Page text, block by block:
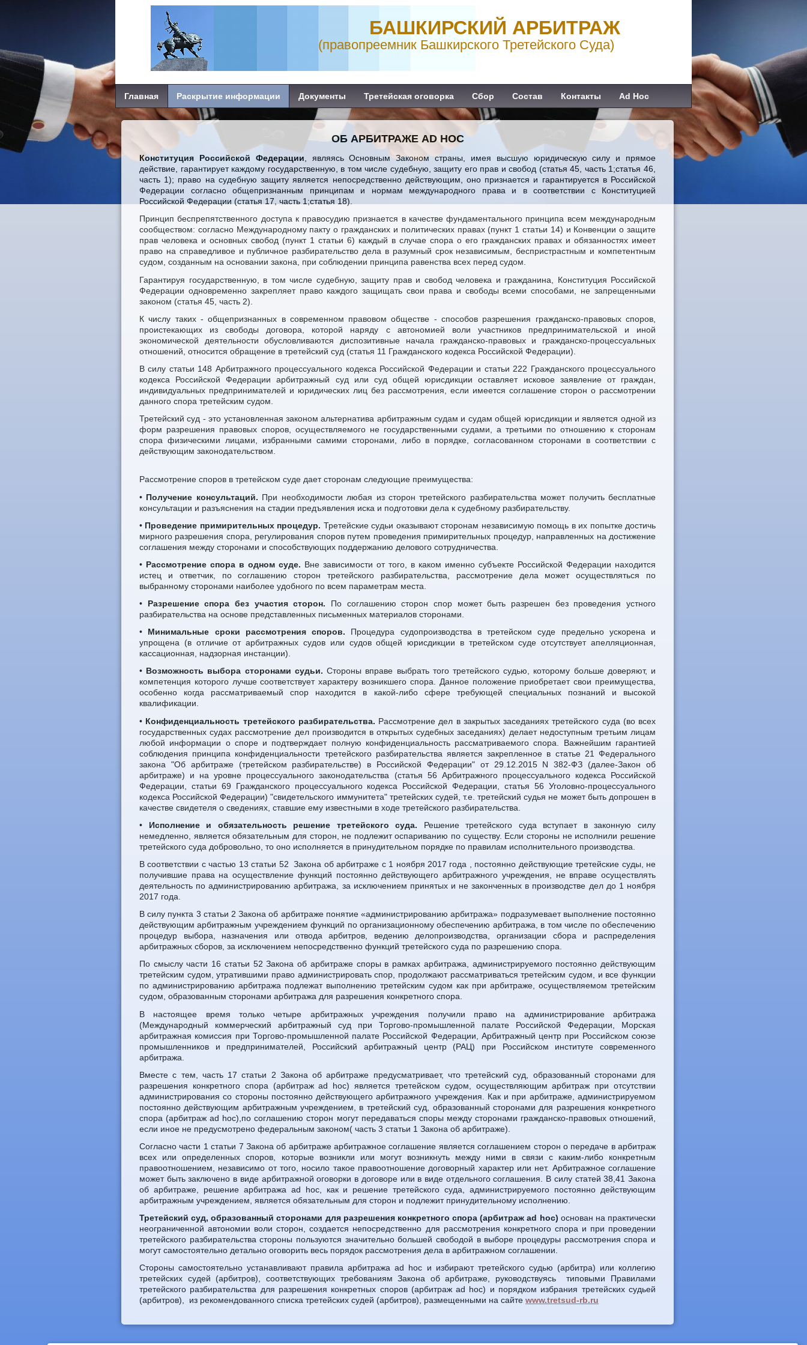
БАШКИРСКИЙ АРБИТРАЖ
(правопреемник Башкирского Третейского Суда)
Главная Раскрытие информации Документы Третейская оговорка Сбор Состав Контакты Ad Hoc
ОБ АРБИТРАЖЕ AD HOC
Конституция Российской Федерации , являясь Основным Законом страны, имея высшую юридическую силу и прямое
действие, гарантирует каждому государственную, в том числе судебную, защиту его прав и свобод (статья 45, часть 1;статья 46,
часть 1); право на судебную защиту является непосредственно действующим, оно признается и гарантируется в Российской
Федерации согласно общепризнанным принципам и нормам международного права и в соответствии с Конституцией
Российской Федерации (статья 17, часть 1;статья 18).
Принцип беспрепятственного доступа к правосудию признается в качестве фундаментального принципа всем международным
сообществом: согласно Международному пакту о гражданских и политических правах (пункт 1 статьи 14) и Конвенции о защите
прав человека и основных свобод (пункт 1 статьи 6) каждый в случае спора о его гражданских правах и обязанностях имеет
право на справедливое и публичное разбирательство дела в разумный срок независимым, беспристрастным и компетентным
судом, созданным на основании закона, при соблюдении принципа равенства всех перед судом.
Гарантируя государственную, в том числе судебную, защиту прав и свобод человека и гражданина, Конституция Российской
Федерации одновременно закрепляет право каждого защищать свои права и свободы всеми способами, не запрещенными
законом (статья 45, часть 2).
К числу таких - общепризнанных в современном правовом обществе - способов разрешения гражданско-правовых споров,
проистекающих из свободы договора, которой наряду с автономией воли участников предпринимательской и иной
экономической деятельности обусловливаются диспозитивные начала гражданско-правовых и гражданско-процессуальных
отношений, относится обращение в третейский суд (статья 11 Гражданского кодекса Российской Федерации).
В силу статьи 148 Арбитражного процессуального кодекса Российской Федерации и статьи 222 Гражданского процессуального
кодекса Российской Федерации арбитражный суд или суд общей юрисдикции оставляет исковое заявление от граждан,
индивидуальных предпринимателей и юридических лиц без рассмотрения, если имеется соглашение сторон о рассмотрении
данного спора третейским судом.
Третейский суд - это установленная законом альтернатива арбитражным судам и судам общей юрисдикции и является одной из
форм разрешения правовых споров, осуществляемого не государственными судами, а третьими по отношению к сторонам
спора физическими лицами, избранными самими сторонами, либо в порядке, согласованном сторонами в соответствии с
действующим законодательством.
Рассмотрение споров в третейском суде дает сторонам следующие преимущества:
• Получение консультаций. При необходимости любая из сторон третейского разбирательства может получить бесплатные
консультации и разъяснения на стадии предъявления иска и подготовки дела к судебному разбирательству.
• Проведение примирительных процедур. Третейские судьи оказывают сторонам независимую помощь в их попытке достичь
мирного разрешения спора, регулирования споров путем проведения примирительных процедур, направленных на достижение
соглашения между сторонами и способствующих поддержанию делового сотрудничества.
• Рассмотрение спора в одном суде. Вне зависимости от того, в каком именно субъекте Российской Федерации находится
истец и ответчик, по соглашению сторон третейского разбирательства, рассмотрение дела может осуществляться по
выбранному сторонами наиболее удобного по всем параметрам места.
• Разрешение спора без участия сторон. По соглашению сторон спор может быть разрешен без проведения устного
разбирательства на основе представленных письменных материалов сторонами.
• Минимальные сроки рассмотрения споров. Процедура судопроизводства в третейском суде предельно ускорена и
упрощена (в отличие от арбитражных судов или судов общей юрисдикции в третейском суде отсутствует апелляционная,
кассационная, надзорная инстанции).
• Возможность выбора сторонами судьи.Стороны вправе выбрать того третейского судью, которому больше доверяют, и
компетенция которого лучше соответствует характеру возникшего спора. Данное положение приобретает свои преимущества,
особенно когда рассматриваемый спор находится в какой-либо сфере требующей специальных познаний и высокой
квалификации.
• Конфиденциальность третейского разбирательства. Рассмотрение дел в закрытых заседаниях третейского суда (во всех
государственных судах рассмотрение дел производится в открытых судебных заседаниях) делает недоступным третьим лицам
любой информации о споре и подтверждает полную конфиденциальность рассматриваемого спора. Важнейшим гарантией
соблюдения принципа конфиденциальности третейского разбирательства является закрепленное в статье 21 Федерального
закона "Об арбитраже (третейском разбирательстве) в Российской Федерации" от 29.12.2015 N 382-ФЗ (далее-Закон об
арбитраже) и на уровне процессуального законодательства (статья 56 Арбитражного процессуального кодекса Российской
Федерации, статьи 69 Гражданского процессуального кодекса Российской Федерации, статья 56 Уголовно-процессуального
кодекса Российской Федерации) "свидетельского иммунитета" третейских судей, т.е. третейский судья не может быть допрошен в
качестве свидетеля о сведениях, ставшие ему известными в ходе третейского разбирательства.
• Исполнение и обязательность решение третейского суда. Решение третейского суда вступает в законную силу
немедленно, является обязательным для сторон, не подлежит оспариванию по существу. Если стороны не исполнили решение
третейского суда добровольно, то оно исполняется в принудительном порядке по правилам исполнительного производства.
В соответствии с частью 13 статьи 52 Закона об арбитраже с 1 ноября 2017 года , постоянно действующие третейские суды, не
получившие права на осуществление функций постоянно действующего арбитражного учреждения, не вправе осуществлять
деятельность по администрированию арбитража, за исключением принятых и не законченных в производстве дел до 1 ноября
2017 года.
В силу пункта 3 статьи 2 Закона об арбитраже понятие «администрированию арбитража» подразумевает выполнение постоянно
действующим арбитражным учреждением функций по организационному обеспечению арбитража, в том числе по обеспечению
процедур выбора, назначения или отвода арбитров, ведению делопроизводства, организации сбора и распределения
арбитражных сборов, за исключением непосредственно функций третейского суда по разрешению спора.
По смыслу части 16 статьи 52 Закона об арбитраже споры в рамках арбитража, администрируемого постоянно действующим
третейским судом, утратившими право администрировать спор, продолжают рассматриваться третейским судом, и все функции
по администрированию арбитража подлежат выполнению третейским судом как при арбитраже, осуществляемом третейским
судом, образованным сторонами арбитража для разрешения конкретного спора.
В настоящее время только четыре арбитражных учреждения получили право на администрирование арбитража
(Международный коммерческий арбитражный суд при Торгово-промышленной палате Российской Федерации, Морская
арбитражная комиссия при Торгово-промышленной палате Российской Федерации, Арбитражный центр при Российском союзе
промышленников и предпринимателей, Российский арбитражный центр (РАЦ) при Российском институте современного
арбитража.
Вместе с тем, часть 17 статьи 2 Закона об арбитраже предусматривает, что третейский суд, образованный сторонами для
разрешения конкретного спора (арбитраж ad hoc) является третейском судом, осуществляющим арбитраж при отсутствии
администрирования со стороны постоянно действующего арбитражного учреждения. Как и при арбитраже, администрируемом
постоянно действующим арбитражным учреждением, в третейский суд, образованный сторонами для разрешения конкретного
спора (арбитраж ad hoc),по соглашению сторон могут передаваться споры между сторонами гражданско-правовых отношений,
если иное не предусмотрено федеральным законом( часть 3 статьи 1 Закона об арбитраже).
Согласно части 1 статьи 7 Закона об арбитраже арбитражное соглашение является соглашением сторон о передаче в арбитраж
всех или определенных споров, которые возникли или могут возникнуть между ними в связи с каким-либо конкретным
правоотношением, независимо от того, носило такое правоотношение договорный характер или нет. Арбитражное соглашение
может быть заключено в виде арбитражной оговорки в договоре или в виде отдельного соглашения. В силу статей 38,41 Закона
об арбитраже, решение арбитража ad hoc, как и решение третейского суда, администрируемого постоянно действующим
арбитражным учреждением, является обязательным для сторон и подлежит принудительному исполнению.
Третейский суд, образованный сторонами для разрешения конкретного спора (арбитраж ad hoc) основан на практически
неограниченной автономии воли сторон, создается непосредственно для рассмотрения конкретного спора и при проведении
третейского разбирательства стороны пользуются значительно большей свободой в выборе процедуры рассмотрения спора и
могут самостоятельно детально оговорить весь порядок рассмотрения дела в арбитражном соглашении.
Стороны самостоятельно устанавливают правила арбитража ad hoc и избирают третейского судью (арбитра) или коллегию
третейских судей (арбитров), соответствующих требованиям Закона об арбитраже, руководствуясь типовыми Правилами
третейского разбирательства для разрешения конкретных споров (арбитраж ad hoc) и порядком избрания третейских судьей
(арбитров), из рекомендованного списка третейских судей (арбитров), размещенными на сайте www.tretsud-rb.ru